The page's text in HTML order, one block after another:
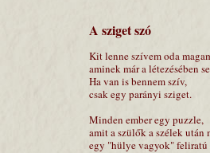
A sziget szó
Kit lenne szívem oda
aminek már a létezésében
Ha van is bennem szív,
csak egy parányi sziget.
Minden ember egy puzzle,
amit a szülők a szélek
egy "hülye vagyok"